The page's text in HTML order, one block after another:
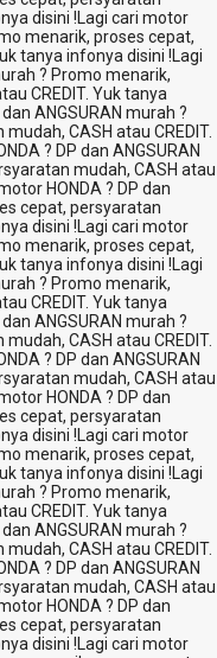
disini ! Lagi cari motor
menarik, proses cepat,
tanya infonya disini ! Lagi
? Promo menarik,
CREDIT. Yuk tanya
ANGSURAN murah ?
CASH atau CREDIT.
? DP dan ANGSURAN
mudah, CASH atau
HONDA ? DP dan
cepat, persyaratan
disini ! Lagi cari motor
menarik, proses cepat,
tanya infonya disini ! Lagi
? Promo menarik,
CREDIT. Yuk tanya
ANGSURAN murah ?
CASH atau CREDIT.
? DP dan ANGSURAN
mudah, CASH atau
HONDA ? DP dan
cepat, persyaratan
disini ! Lagi cari motor
menarik, proses cepat,
tanya infonya disini ! Lagi
? Promo menarik,
CREDIT. Yuk tanya
ANGSURAN murah ?
CASH atau CREDIT.
? DP dan ANGSURAN
mudah, CASH atau
HONDA ? DP dan
cepat, persyaratan
disini ! Lagi cari motor